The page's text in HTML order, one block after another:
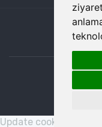
©2026
Update cookies